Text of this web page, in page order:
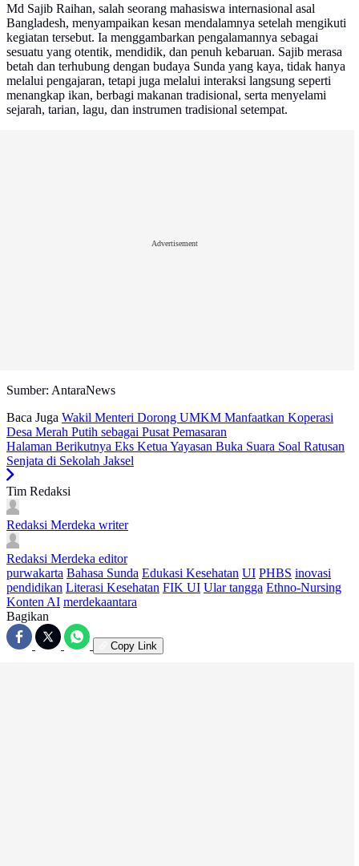
Md Sajib Raihan, salah seorang mahasiswa internasional asal
Bangladesh, menyampaikan kesan mendalamnya setelah mengikuti
kegiatan tersebut. Ia menggambarkan pengalamannya sebagai
sesuatu yang otentik, mendidik, dan penuh kebaruan. Sajib merasa
betah dan terhubung dengan budaya Sunda yang kaya, tidak hanya
melalui pengajaran, tetapi juga melalui interaksi langsung seperti
menangkap ikan, berbagi makanan tradisional, serta menyelami
sejarah, tarian, lagu, dan instrumen tradisional setempat.
Advertisement
Sumber: AntaraNews
Baca Juga Wakil Menteri Dorong UMKM Manfaatkan Koperasi
Desa Merah Putih sebagai Pusat Pemasaran
Halaman Berikutnya Eks Ketua Yayasan Buka Suara Soal Ratusan
Senjata di Sekolah Jaksel
Tim Redaksi
Redaksi Merdeka writer
Redaksi Merdeka editor
purwakarta Bahasa Sunda Edukasi Kesehatan UI PHBS inovasi
pendidikan Literasi Kesehatan FIK UI Ular tangga Ethno-Nursing
Konten AI merdekaantara
Bagikan
Copy Link